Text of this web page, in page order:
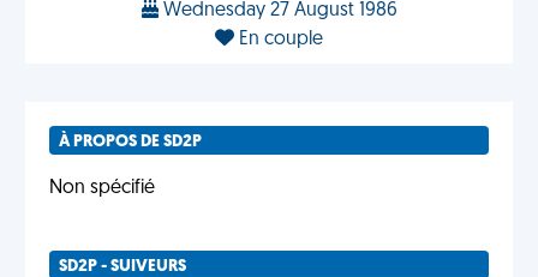
Wednesday 27 August 1986
En couple
À PROPOS DE SD2P
Non spécifié
SD2P - SUIVEURS